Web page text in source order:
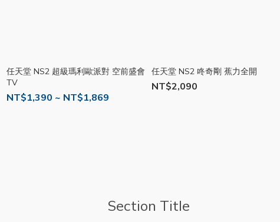
任天堂 NS2 超級瑪利歐派對 空前盛會
TV
NT$1,390 ~ NT$1,869
任天堂 NS2 咚奇剛 蕉力全開
NT$2,090
Section Title